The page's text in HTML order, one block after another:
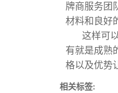
牌商服务团
材料和良好
这样可
有就是成熟
格以及优势
相关标签: